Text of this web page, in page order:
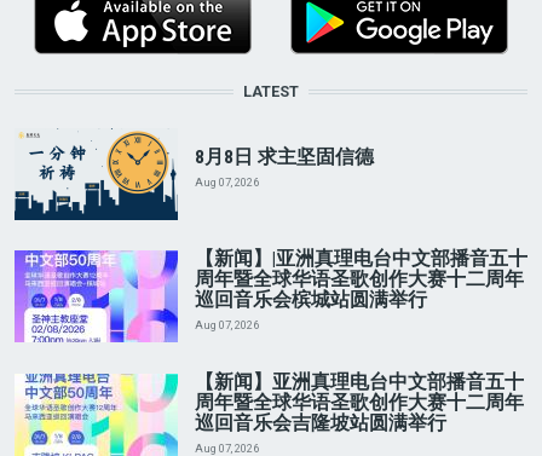
LATEST
8月8日 求主坚固信德
Aug 07, 2026
【新闻】|亚洲真理电台中文部播音五十
周年暨全球华语圣歌创作大赛十二周年
巡回音乐会槟城站圆满举行
Aug 07, 2026
【新闻】亚洲真理电台中文部播音五十
周年暨全球华语圣歌创作大赛十二周年
巡回音乐会吉隆坡站圆满举行
Aug 07, 2026